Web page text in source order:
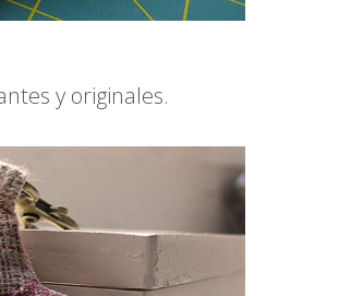
y originales.